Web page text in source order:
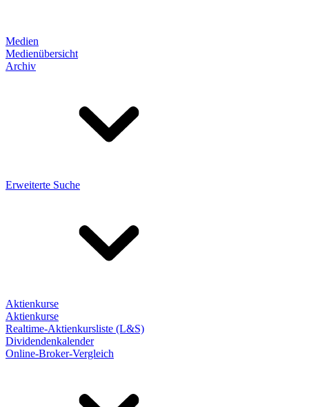
Medien
Medienübersicht
Archiv
Erweiterte Suche
Aktienkurse
Aktienkurse
Realtime-Aktienkursliste (L&S)
Dividendenkalender
Online-Broker-Vergleich